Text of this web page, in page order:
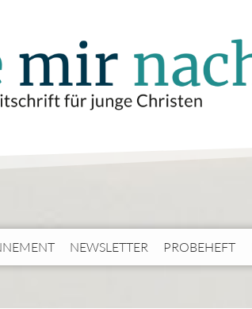
NEWSLETTER PROBEHEFT